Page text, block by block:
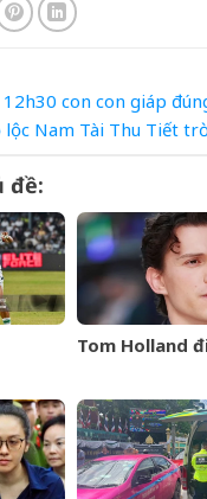
12h30 con con giáp
lộc Nam Tài Thu Tiết
đề:
Vô
Tom Holland